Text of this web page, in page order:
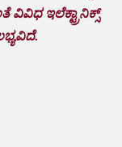
ಇಲೆಕ್ಟ್ರಾನಿಕ್ಸ್